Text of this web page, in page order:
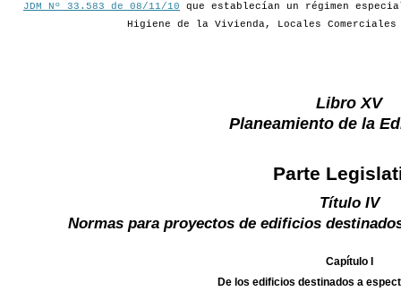
JDM Nº 33.583 de 08/11/10 que establecían un régimen
Higiene de la Vivienda, Locales
Libro XV
Planeamiento de la
Parte
Título IV
Normas para proyectos de edificios
Capítulo I
De los edificios destinados a